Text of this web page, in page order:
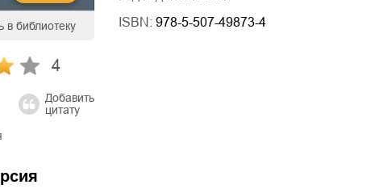
в библиотеку
4
Добавить
цитату
ISBN: 978-5-507-49873-4